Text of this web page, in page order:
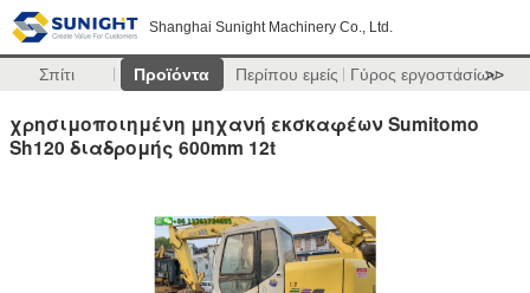
Shanghai Sunight Machinery Co., Ltd.
Σπίτι Προϊόντα Περίπου εμείς Γύρος εργοστασίων
>>
χρησιμοποιημένη μηχανή εκσκαφέων Sumitomo
Sh120 διαδρομής 600mm 12t